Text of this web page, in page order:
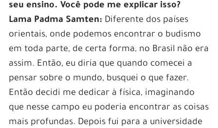
seu ensino. Você pode me explicar isso?
Lama Padma Samten: Diferente dos países
orientais, onde podemos encontrar o budismo
em toda parte, de certa forma, no Brasil não era
assim. Então, eu diria que quando comecei a
pensar sobre o mundo, busquei o que fazer.
Então decidi me dedicar à física, imaginando
que nesse campo eu poderia encontrar as coisas
mais profundas. Depois fui para a universidade